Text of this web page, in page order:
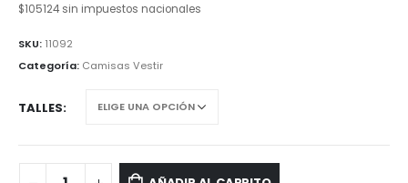
$105124 sin impuestos nacionales
SKU: 11092
Categoría: Camisas Vestir
TALLES